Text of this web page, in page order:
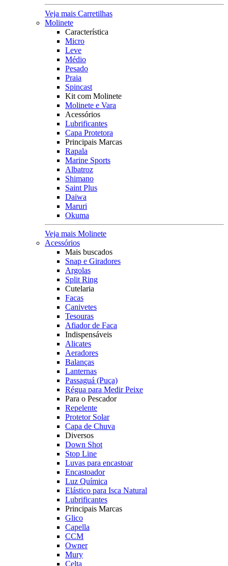
Veja mais Carretilhas
Molinete
Característica
Micro
Leve
Médio
Pesado
Praia
Spincast
Kit com Molinete
Molinete e Vara
Acessórios
Lubrificantes
Capa Protetora
Principais Marcas
Rapala
Marine Sports
Albatroz
Shimano
Saint Plus
Daiwa
Maruri
Okuma
Veja mais Molinete
Acessórios
Mais buscados
Snap e Giradores
Argolas
Split Ring
Cutelaria
Facas
Canivetes
Tesouras
Afiador de Faca
Indispensáveis
Alicates
Aeradores
Balanças
Lanternas
Passaguá (Puça)
Régua para Medir Peixe
Para o Pescador
Repelente
Protetor Solar
Capa de Chuva
Diversos
Down Shot
Stop Line
Luvas para encastoar
Encastoador
Luz Química
Elástico para Isca Natural
Lubrificantes
Principais Marcas
Glico
Capella
CCM
Owner
Mury
Celta